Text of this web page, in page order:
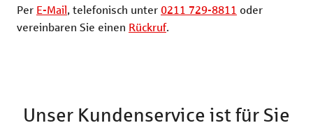
Per E-Mail, telefonisch unter 0211 729-8811 oder
vereinbaren Sie einen Rückruf.
Unser Kundenservice ist für Sie